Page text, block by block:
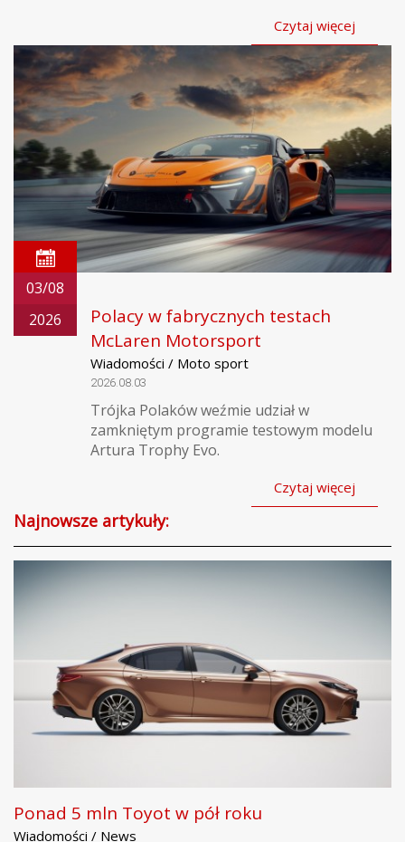
Czytaj więcej
03/08
2026
Polacy w fabrycznych testach
McLaren Motorsport
Wiadomości / Moto sport
2026.08.03
Trójka Polaków weźmie udział w
zamkniętym programie testowym modelu
Artura Trophy Evo.
Czytaj więcej
Najnowsze artykuły:
Ponad 5 mln Toyot w pół roku
Wiadomości / News